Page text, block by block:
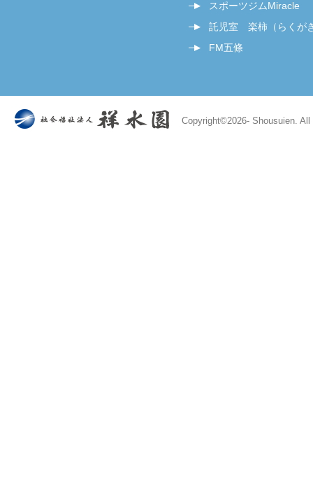
スポーツジムMiracle
託児室 楽柿（らくが
FM五條
Copyright©2026- Shousuien.